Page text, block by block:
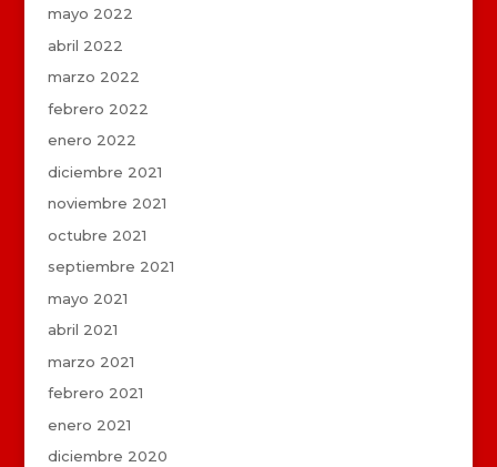
mayo 2022
abril 2022
marzo 2022
febrero 2022
enero 2022
diciembre 2021
noviembre 2021
octubre 2021
septiembre 2021
mayo 2021
abril 2021
marzo 2021
febrero 2021
enero 2021
diciembre 2020